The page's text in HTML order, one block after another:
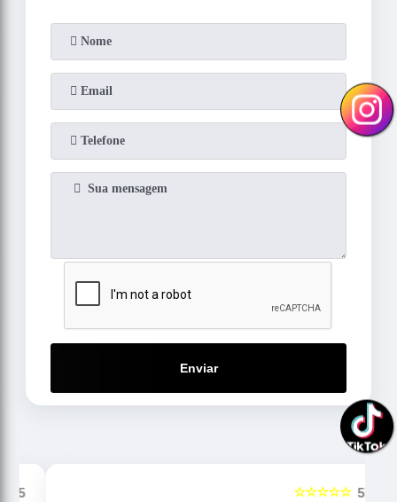
Enviar
5
☆☆☆☆☆